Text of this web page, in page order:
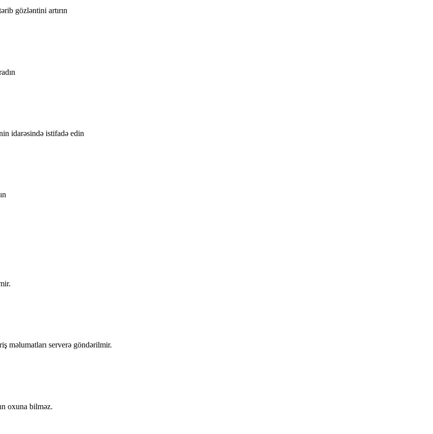
gözləntini artırın
idarəsində istifadə edin
məlumatları serverə göndərilmir.
oxuna bilməz.